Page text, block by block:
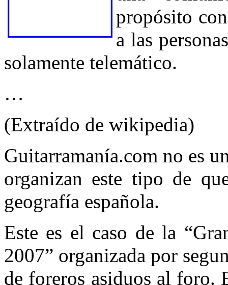
propósito
a las
solamente telemático.
…
(Extraído de wikipedia)
Guitarramanía.com no es
organizan este tipo de
geografía española.
Este es el caso de la
2007” organizada por
de foreros asiduos al foro.